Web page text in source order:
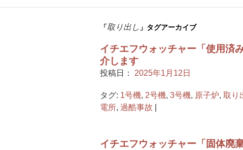
「取り出し 」タグアーカイブ
イチエフウォッチャー「使用済
介します
投稿日： 2025年1月12日
タグ: 1号機, 2号機, 3号機, 原子炉, 取り
電所, 過酷事故
イチエフウォッチャー「固体廃